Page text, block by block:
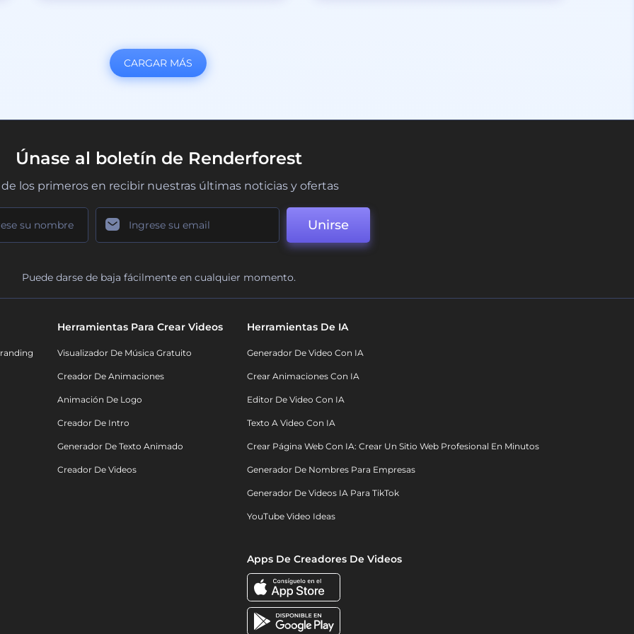
CARGAR MÁS
Únase al boletín de Renderforest
de los primeros en recibir nuestras últimas noticias y ofertas
Unirse
Puede darse de baja fácilmente en cualquier momento.
Herramientas Para Crear Videos
Visualizador De Música Gratuito
Creador De Animaciones
Animación De Logo
Creador De Intro
Generador De Texto Animado
Creador De Videos
Herramientas De IA
Generador De Video Con IA
Crear Animaciones Con IA
Editor De Video Con IA
Texto A Video Con IA
Crear Página Web Con IA: Crear Un Sitio Web Profesional En Minutos
Generador De Nombres Para Empresas
Generador De Videos IA Para TikTok
YouTube Video Ideas
Apps De Creadores De Videos